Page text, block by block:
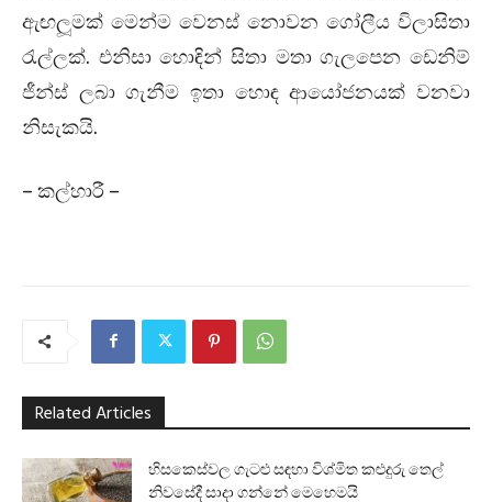
ඇඟලූමක් මෙන්ම වෙනස් නොවන ගෝලීය විලාසිතා
රැල්ලක්. එනිසා හොඳින් සිතා මතා ගැලපෙන ඩෙනිම්
ජීන්ස් ලබා ගැනීම ඉතා හොඳ ආයෝජනයක් වනවා
නිසැකයි.
– කල්හාරී –
Related Articles
හිසකෙස්වල ගැටළු සඳහා විශ්මිත කළුදුරු තෙල්
නිවසේදී සාදා ගන්නේ මෙහෙමයි